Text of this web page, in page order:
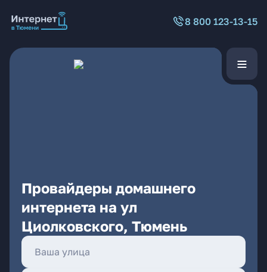
8 800 123-13-15
Провайдеры домашнего
интернета на ул
Циолковского, Тюмень